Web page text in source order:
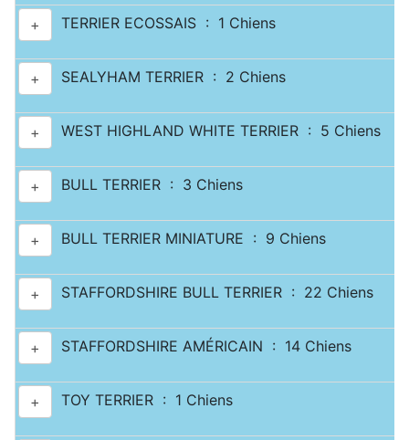
+ TERRIER ECOSSAIS : 1 Chiens
+ SEALYHAM TERRIER : 2 Chiens
+ WEST HIGHLAND WHITE TERRIER : 5 Chiens
+ BULL TERRIER : 3 Chiens
+ BULL TERRIER MINIATURE : 9 Chiens
+ STAFFORDSHIRE BULL TERRIER : 22 Chiens
+ STAFFORDSHIRE AMÉRICAIN : 14 Chiens
+ TOY TERRIER : 1 Chiens